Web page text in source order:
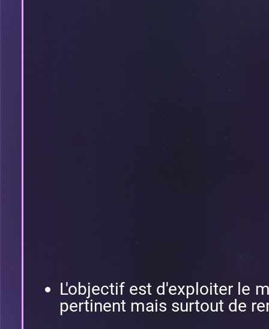
L'objectif est d'exploiter le
pertinent mais surtout de